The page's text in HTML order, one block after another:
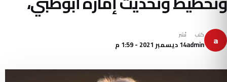
a كتب
admin
نُشر
14 ديسمبر 2021 - 1:59 م